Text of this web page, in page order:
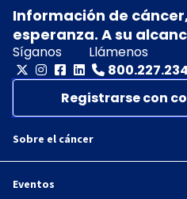
Información de
esperanza. A su
Síganos
Llámenos
Registrarse con
Sobre el cáncer
Eventos